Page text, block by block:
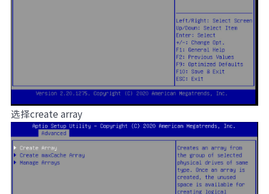
选择create array